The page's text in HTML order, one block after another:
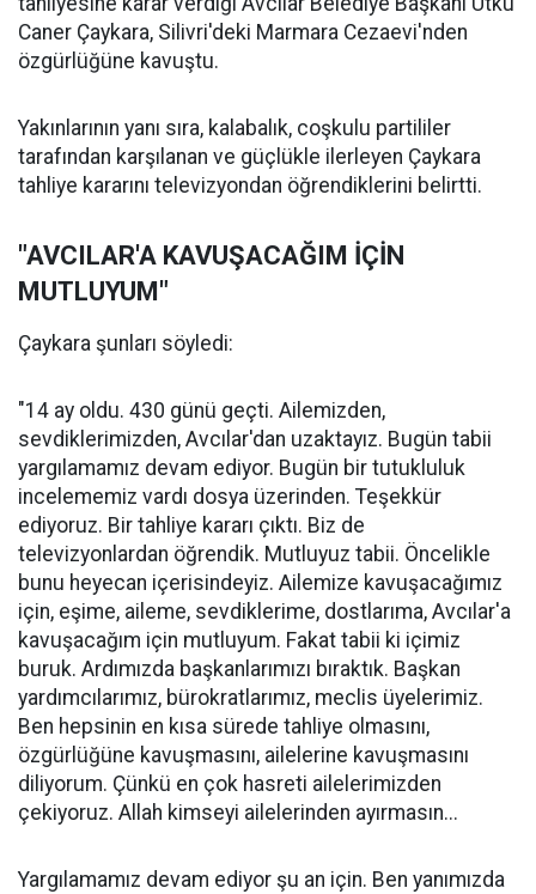
Caner Çaykara, Silivri'deki Marmara Cezaevi'nden
özgürlüğüne kavuştu.
Yakınlarının yanı sıra, kalabalık, coşkulu partililer
tarafından karşılanan ve güçlükle ilerleyen Çaykara
tahliye kararını televizyondan öğrendiklerini belirtti.
"AVCILAR'A KAVUŞACAĞIM İÇİN
MUTLUYUM"
Çaykara şunları söyledi:
"14 ay oldu. 430 günü geçti. Ailemizden,
sevdiklerimizden, Avcılar'dan uzaktayız. Bugün tabii
yargılamamız devam ediyor. Bugün bir tutukluluk
incelememiz vardı dosya üzerinden. Teşekkür
ediyoruz. Bir tahliye kararı çıktı. Biz de
televizyonlardan öğrendik. Mutluyuz tabii. Öncelikle
bunu heyecan içerisindeyiz. Ailemize kavuşacağımız
için, eşime, aileme, sevdiklerime, dostlarıma, Avcılar'a
kavuşacağım için mutluyum. Fakat tabii ki içimiz
buruk. Ardımızda başkanlarımızı bıraktık. Başkan
yardımcılarımız, bürokratlarımız, meclis üyelerimiz.
Ben hepsinin en kısa sürede tahliye olmasını,
özgürlüğüne kavuşmasını, ailelerine kavuşmasını
diliyorum. Çünkü en çok hasreti ailelerimizden
çekiyoruz. Allah kimseyi ailelerinden ayırmasın...
Yargılamamız devam ediyor şu an için. Ben yanımızda